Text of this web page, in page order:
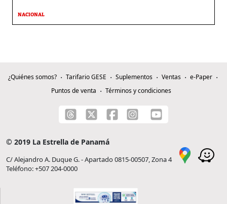
NACIONAL
¿Quiénes somos? Tarifario GESE Suplementos Ventas
e-Paper
Puntos de venta
Términos y condiciones
© 2019 La Estrella de Panamá
C/ Alejandro A. Duque G. - Apartado 0815-00507, Zona 4
Teléfono: +507 204-0000